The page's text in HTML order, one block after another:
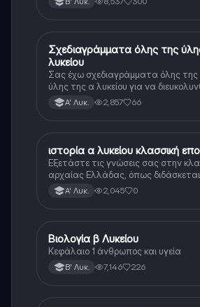
Ιστορία
Σχεδιαγράμματα όλης της
λυκείου
Σας έχω σχεδιαγράμματα όλης
ύλης της α λυκείου για να
τεράστιο βάρος του βιβλίου
Α' Λυκ. 2,857 66
Ιστορία
ιστορία α λυκείου κλασσική
Εξετάστε τις γνώσεις σας στην
αρχαίας Ελλάδας, όπως
Λυκείου.Α' Λυκ. 2,045 0
Βιολογία
Βιολογία β Λυκείου
Κεφάλαιο 1 άνθρωπος και υγεία
Β' Λυκ. 7,146 226